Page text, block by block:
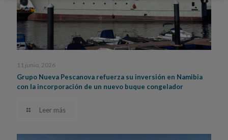
11 junio, 2026
Grupo Nueva Pescanova refuerza su inversión en Namibia
con la incorporación de un nuevo buque congelador
Leer más